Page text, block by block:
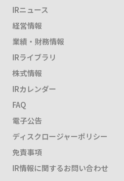
IRニュース
経営情報
業績・財務情報
IRライブラリ
株式情報
IRカレンダー
FAQ
電子公告
ディスクロージャーポリシー
免責事項
IR情報に関するお問い合わせ